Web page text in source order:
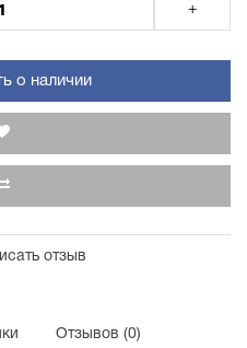
+
о наличии
отзыв
Отзывов (0)